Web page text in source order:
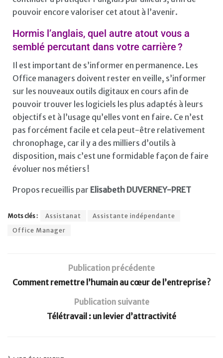
pouvoir encore valoriser cet atout à l’avenir.
Hormis l’anglais, quel autre atout vous a
semblé percutant dans votre carrière ?
Il est important de s’informer en permanence. Les
Office managers doivent rester en veille, s’informer
sur les nouveaux outils digitaux en cours afin de
pouvoir trouver les logiciels les plus adaptés à leurs
objectifs et à l’usage qu’elles vont en faire. Ce n’est
pas forcément facile et cela peut-être relativement
chronophage, car il y a des milliers d’outils à
disposition, mais c’est une formidable façon de faire
évoluer nos métiers !
Propos recueillis par Elisabeth DUVERNEY-PRET
Mots clés : Assistanat
Assistante indépendante
Office Manager
Publication précédente
Comment remettre l’humain au cœur de l’entreprise ?
Publication suivante
Télétravail : un levier d’attractivité